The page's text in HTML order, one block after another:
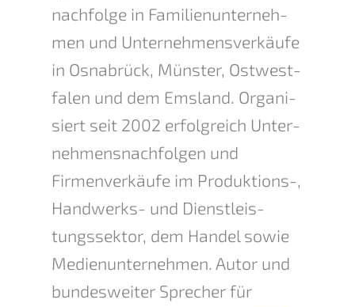
nachfolge in Famili­en­un­ter­neh­
men und Unter­neh­mens­ver­käu­fe
in Osnabrück, Münster, Ostwest­
fa­len und dem Emsland. Organi­
siert seit 2002 erfolg­reich Unter­
neh­mens­nach­fol­gen und
Firmen­ver­käu­fe im Produk­ti­ons-,
Handwerks- und Dienst­leis­
tungs­sek­tor, dem Handel sowie
Medien­un­ter­neh­men. Autor und
bundes­wei­ter Sprecher für